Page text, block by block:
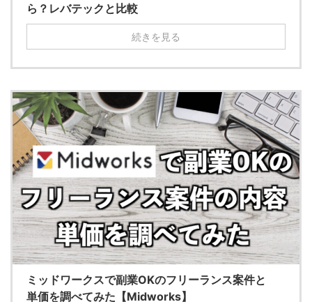
ら？レバテックと比較
続きを見る
ミッドワークスで副業OKのフリーランス案件と
単価を調べてみた【Midworks】